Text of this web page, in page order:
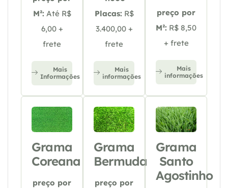
M²: Até R$
6,00 +
frete
Mais
Informações
Placas: R$
3.400,00 +
frete
Mais
informações
preço por
M²: R$ 8,50
+ frete
Mais
informações
Grama
Coreana
preço por
Grama
Bermuda
preço por
Grama
Santo
Agostinho